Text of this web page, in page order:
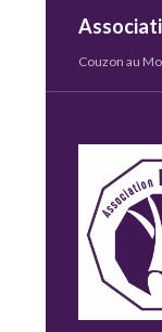
Couzon au